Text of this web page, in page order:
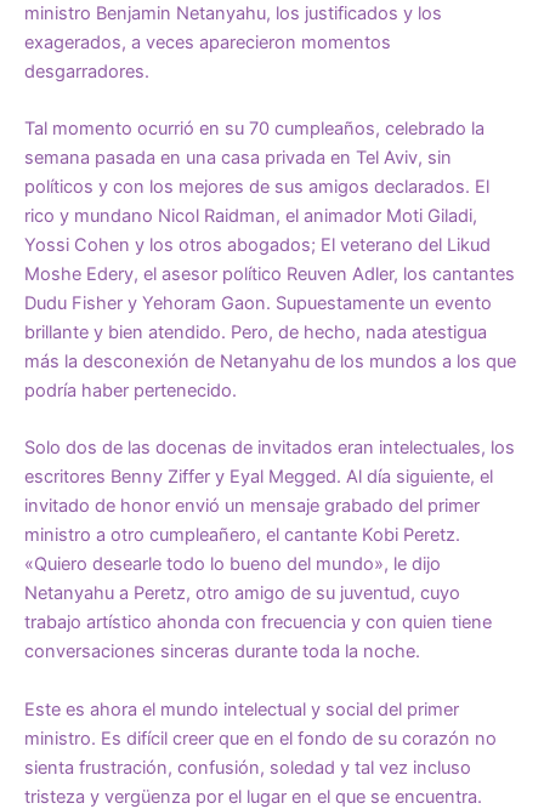
ministro Benjamin Netanyahu, los justificados y los
exagerados, a veces aparecieron momentos
desgarradores.
Tal momento ocurrió en su 70 cumpleaños, celebrado la
semana pasada en una casa privada en Tel Aviv, sin
políticos y con los mejores de sus amigos declarados. El
rico y mundano Nicol Raidman, el animador Moti Giladi,
Yossi Cohen y los otros abogados; El veterano del Likud
Moshe Edery, el asesor político Reuven Adler, los cantantes
Dudu Fisher y Yehoram Gaon. Supuestamente un evento
brillante y bien atendido. Pero, de hecho, nada atestigua
más la desconexión de Netanyahu de los mundos a los que
podría haber pertenecido.
Solo dos de las docenas de invitados eran intelectuales, los
escritores Benny Ziffer y Eyal Megged. Al día siguiente, el
invitado de honor envió un mensaje grabado del primer
ministro a otro cumpleañero, el cantante Kobi Peretz.
«Quiero desearle todo lo bueno del mundo», le dijo
Netanyahu a Peretz, otro amigo de su juventud, cuyo
trabajo artístico ahonda con frecuencia y con quien tiene
conversaciones sinceras durante toda la noche.
Este es ahora el mundo intelectual y social del primer
ministro. Es difícil creer que en el fondo de su corazón no
sienta frustración, confusión, soledad y tal vez incluso
tristeza y vergüenza por el lugar en el que se encuentra.